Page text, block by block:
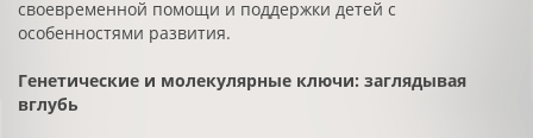
своевременной помощи и поддержки детей с
особенностями развития.
Генетические и молекулярные ключи: заглядывая
вглубь